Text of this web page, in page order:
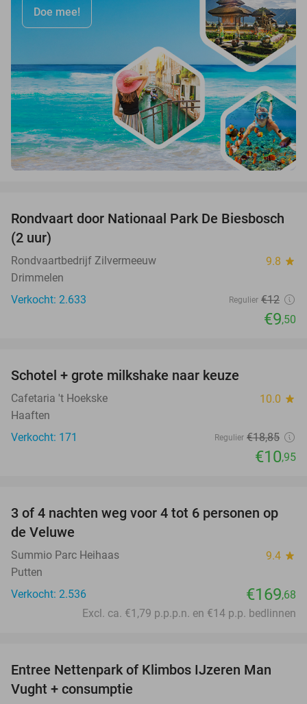
Doe mee!
21%
Rondvaart door Nationaal Park De Biesbosch
(2 uur)
Rondvaartbedrijf Zilvermeeuw 9.8 star
Drimmelen
Verkocht: 2.633
Regulier €12
€9,50
Schotel + grote milkshake naar keuze
Cafetaria 't Hoekske 10.0 star
Haaften
Verkocht: 171
Regulier €18,85
€10,95
3 of 4 nachten weg voor 4 tot 6 personen op
de Veluwe
Summio Parc Heihaas 9.4 star
Putten
Verkocht: 2.536
€169,68
Excl. ca. €1,79 p.p.p.n. en €14 p.p. bedlinnen
29%
Entree Nettenpark of Klimbos IJzeren Man
Vught + consumptie